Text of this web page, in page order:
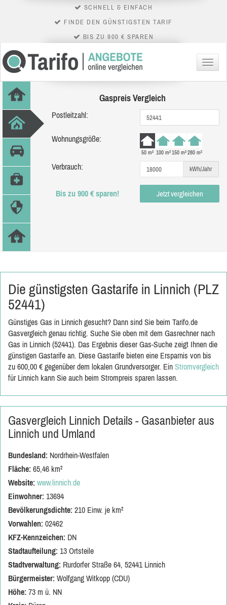
SCHNELL & EINFACH
FINDE DEN GÜNSTIGSTEN TARIF
BIS ZU 900 € SPAREN
Menü
Gaspreis Vergleich
Postleitzahl:
Wohnungsgröße:
50 m² 100 m²150 m²280 m²
Verbrauch: kWh/Jahr
Bis zu 900 € sparen! Jetzt vergleichen
Die günstigsten Gastarife in Linnich (PLZ
52441)
Günstiges Gas in Linnich gesucht? Dann sind Sie beim Tarifo.de
Gasvergleich genau richtig. Suche Sie oben mit dem Gasrechner nach
Gas in Linnich (52441). Das Ergebnis dieser Gas-Suche zeigt Ihnen die
günstigen Gastarife an. Diese Gastarife bieten eine Ersparnis von bis
zu 600,00 € gegenüber dem lokalen Grundversorger. Ein Stromvergleich
für Linnich kann Sie auch beim Strompreis sparen lassen.
Gasvergleich Linnich Details - Gasanbieter aus
Linnich und Umland
Bundesland: Nordrhein-Westfalen
Fläche: 65,46 km²
Website: www.linnich.de
Einwohner: 13694
Bevölkerungsdichte: 210 Einw. je km²
Vorwahlen: 02462
KFZ-Kennzeichen: DN
Stadtaufteilung: 13 Ortsteile
Stadtverwaltung: Rurdorfer Straße 64, 52441 Linnich
Bürgermeister: Wolfgang Witkopp (CDU)
Höhe: 73 m ü. NN